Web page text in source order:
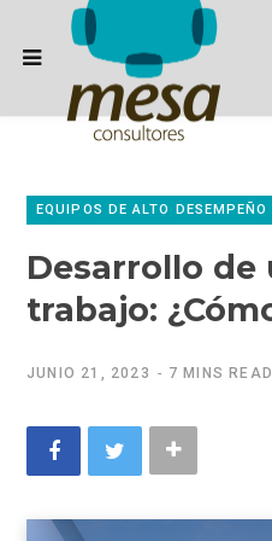
EQUIPOS DE ALTO DESEMPEÑO
Desarrollo de
trabajo:
JUNIO 21, 2023 7 MINS READ